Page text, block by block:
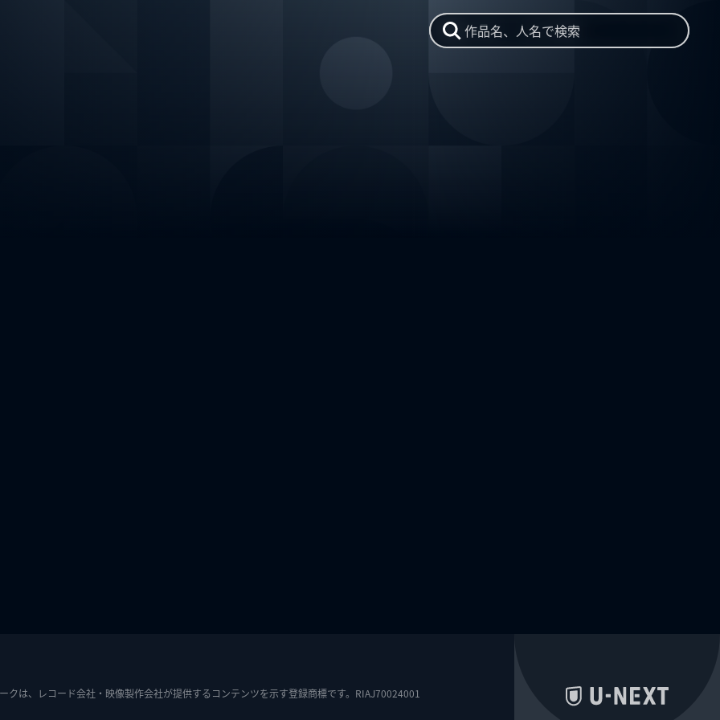
作品名、人名で検索
クは、レコード会社・映像製作会社が提供するコンテンツを示す登録商標です。RIAJ70024001